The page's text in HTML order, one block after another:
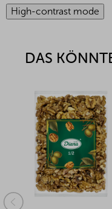
High-contrast mode
DAS